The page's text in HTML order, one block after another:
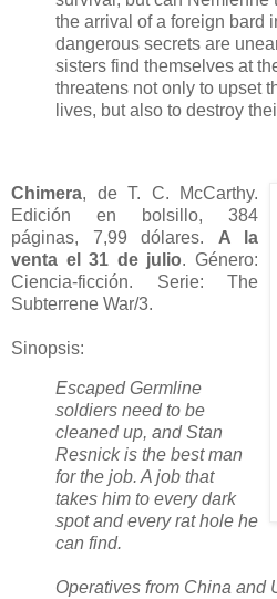
the arrival of a foreign bard
dangerous secrets are
sisters find themselves at
threatens not only to upset
lives, but also to destroy
Chimera, de T. C. McCarthy.
Edición en bolsillo, 384
páginas, 7,99 dólares. A la
venta el 31 de julio. Género:
Ciencia-ficción. Serie: The
Subterrene War/3.
Sinopsis:
Escaped Germline
soldiers need to be
cleaned up, and Stan
Resnick is the best man
for the job. A job that
takes him to every dark
spot and every rat hole he
can find.
Operatives from China and